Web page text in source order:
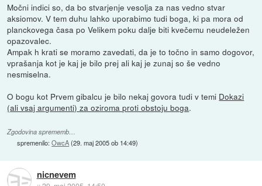
Močni indici so, da bo stvarjenje vesolja za nas vedno stvar
aksiomov. V tem duhu lahko uporabimo tudi boga, ki pa mora od
planckovega časa po Velikem poku dalje biti kvečemu neudeležen
opazovalec.
Ampak h krati se moramo zavedati, da je to točno in samo dogovor,
vprašanja kot je kaj je bilo prej ali kaj je zunaj so še vedno
nesmiselna.
O bogu kot Prvem gibalcu je bilo nekaj govora tudi v temi Dokazi
(ali vsaj argumenti) za oziroma proti obstoju boga.
Zgodovina sprememb…
spremenilo:OwcA(29. maj 2005 ob 14:49)
nicnevem